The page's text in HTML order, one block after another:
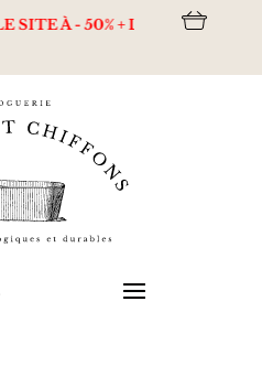
À - 50% + Livraison offerte